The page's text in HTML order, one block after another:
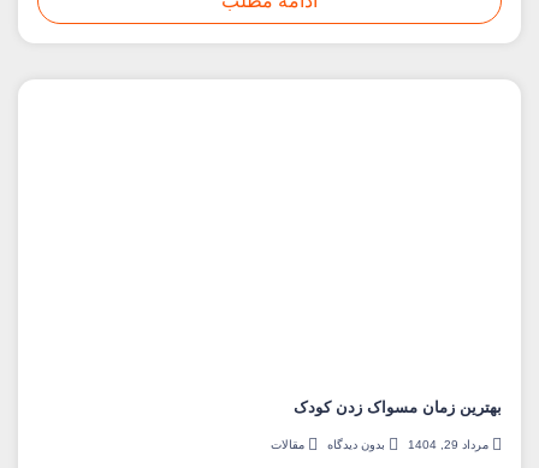
بهترین زمان مسواک زدن کودک
مرداد 29, 1404 بدون دیدگاه مقالات